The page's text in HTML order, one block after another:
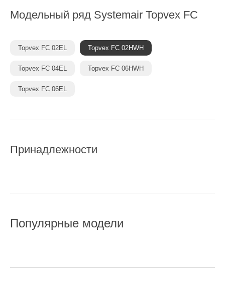
Модельный ряд Systemair Topvex FC
Topvex FC 02EL Topvex FC 02HWH
Topvex FC 04EL Topvex FC 06HWH
Topvex FC 06EL
Принадлежности
Популярные модели